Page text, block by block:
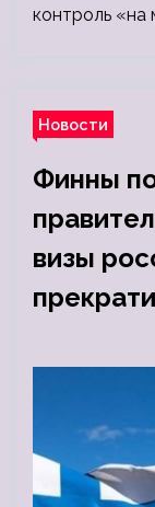
контроль «на
Новости
Финны
визы